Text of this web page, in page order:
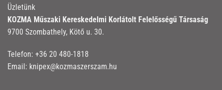
Üzletünk
KOZMA Műszaki Kereskedelmi Korlátolt Felelősségű Társaság
9700 Szombathely, Kötő u. 30.
Telefon: +36 20 480-1818
Email: knipex@kozmaszerszam.hu